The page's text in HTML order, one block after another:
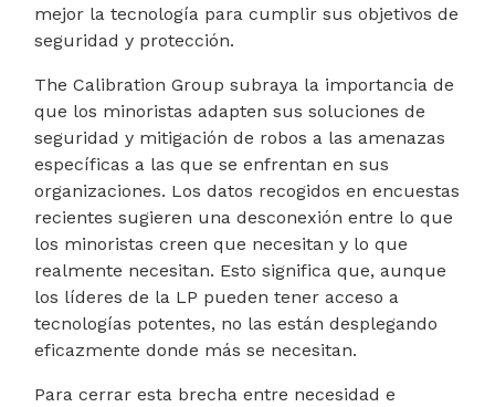
mejor la tecnología para cumplir sus objetivos de
seguridad y protección.
The Calibration Group subraya la importancia de
que los minoristas adapten sus soluciones de
seguridad y mitigación de robos a las amenazas
específicas a las que se enfrentan en sus
organizaciones. Los datos recogidos en encuestas
recientes sugieren una desconexión entre lo que
los minoristas creen que necesitan y lo que
realmente necesitan. Esto significa que, aunque
los líderes de la LP pueden tener acceso a
tecnologías potentes, no las están desplegando
eficazmente donde más se necesitan.
Para cerrar esta brecha entre necesidad e